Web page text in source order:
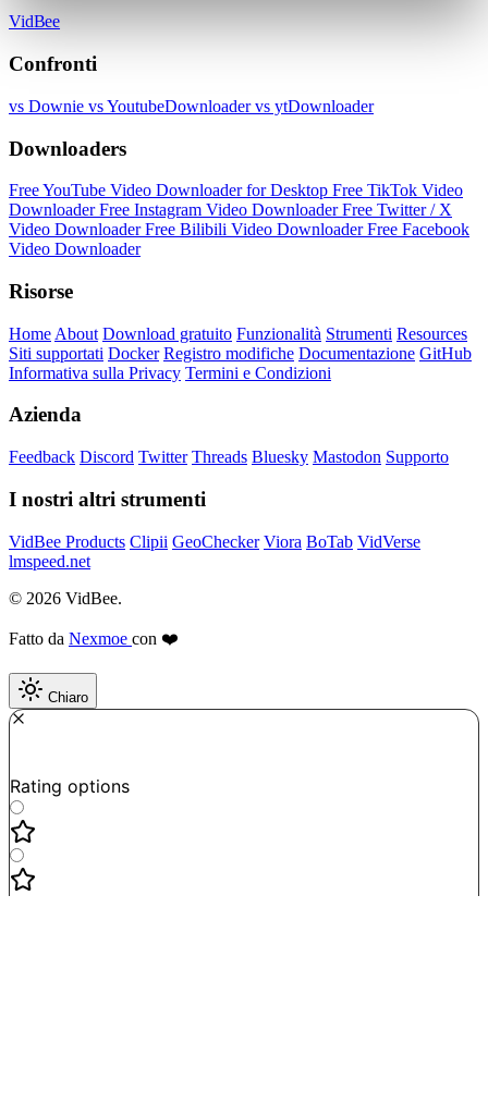
VidBee
Confronti
vs Downie vs YoutubeDownloadervs ytDownloader
Downloaders
Free YouTube Video Downloader for Desktop Free TikTok Video
DownloaderFree Instagram Video DownloaderFree Twitter / X
Video DownloaderFree Bilibili Video DownloaderFree Facebook
Video Downloader
Risorse
Home About Download gratuito Funzionalità Strumenti Resources
Siti supportati Docker Registro modifiche Documentazione GitHub
Informativa sulla Privacy Termini e Condizioni
Azienda
Feedback Discord Twitter Threads Bluesky Mastodon Supporto
I nostri altri strumenti
VidBee Products Clipii GeoChecker Viora BoTab VidVerse
lmspeed.net
© 2026 VidBee.
Fatto da Nexmoe con ❤️
Chiaro
Rating options